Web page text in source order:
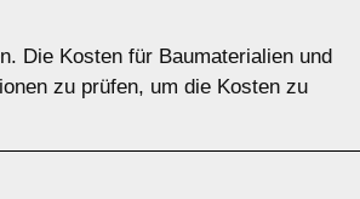
Die Kosten für Baumaterialien und
zu prüfen, um die Kosten zu